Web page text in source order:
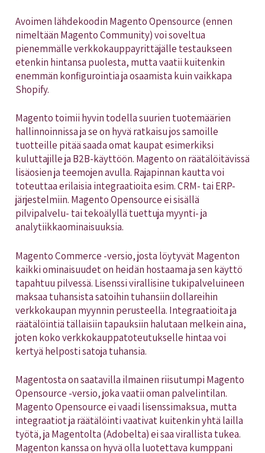
Avoimen lähdekoodin Magento Opensource (ennen
nimeltään Magento Community) voi soveltua
pienemmälle verkkokauppayrittäjälle testaukseen
etenkin hintansa puolesta, mutta vaatii kuitenkin
enemmän konfigurointia ja osaamista kuin vaikkapa
Shopify.
Magento toimii hyvin todella suurien tuotemäärien
hallinnoinnissa ja se on hyvä ratkaisu jos samoille
tuotteille pitää saada omat kaupat esimerkiksi
kuluttajille ja B2B-käyttöön. Magento on räätälöitävissä
lisäosien ja teemojen avulla. Rajapinnan kautta voi
toteuttaa erilaisia integraatioita esim. CRM- tai ERP-
järjestelmiin. Magento Opensource ei sisällä
pilvipalvelu- tai tekoälyllä tuettuja myynti- ja
analytiikkaominaisuuksia.
Magento Commerce -versio, josta löytyvät Magenton
kaikki ominaisuudet on heidän hostaama ja sen käyttö
tapahtuu pilvessä. Lisenssi virallisine tukipalveluineen
maksaa tuhansista satoihin tuhansiin dollareihin
verkkokaupan myynnin perusteella. Integraatioita ja
räätälöintiä tällaisiin tapauksiin halutaan melkein aina,
joten koko verkkokauppatoteutukselle hintaa voi
kertyä helposti satoja tuhansia.
Magentosta on saatavilla ilmainen riisutumpi Magento
Opensource -versio, joka vaatii oman palvelintilan.
Magento Opensource ei vaadi lisenssimaksua, mutta
integraatiot ja räätälöinti vaativat kuitenkin yhtä lailla
työtä, ja Magentolta (Adobelta) ei saa virallista tukea.
Magenton kanssa on hyvä olla luotettava kumppani